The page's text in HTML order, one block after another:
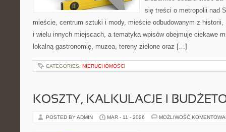
się treści o metropolii nad
mieście, centrum sztuki i mody, mieście odbudowanym z
i wielu innych miejscach, a tematyka wpisów obejmuje ciekawe
lokalną gastronomię, muzea, tereny zielone oraz […]
CATEGORIES: NIERUCHOMOŚCI
KOSZTY, KALKULACJE I
POSTED BY ADMIN MAR - 11 - 2026 MOŻLIWOŚĆ